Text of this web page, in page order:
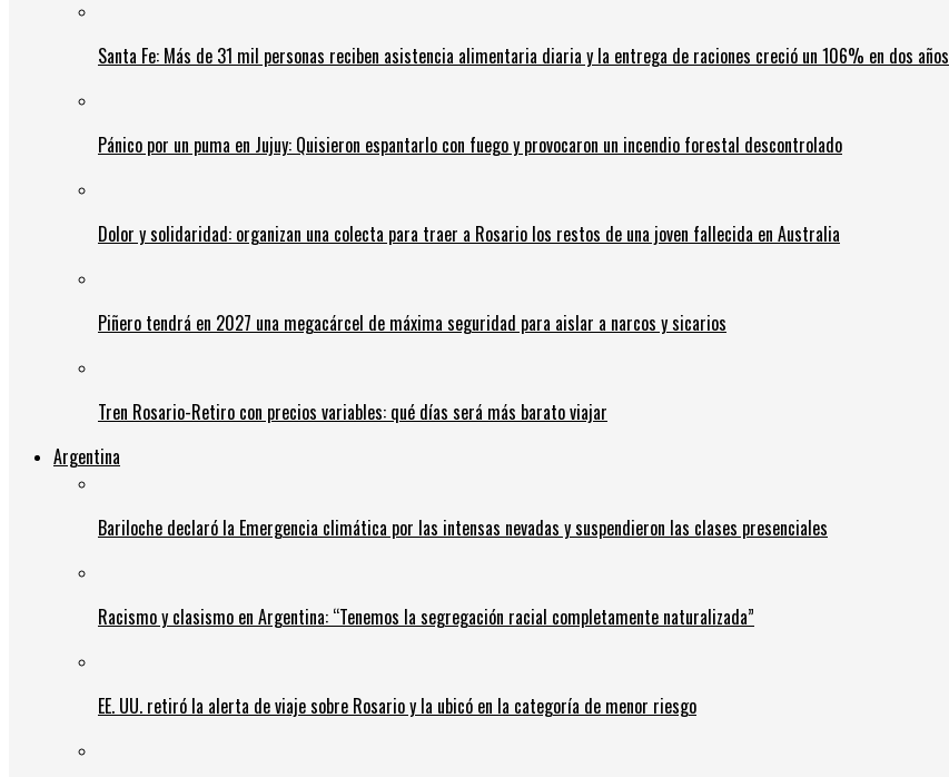
Santa Fe: Más de 31 mil personas reciben asistencia alimentaria diaria y la entrega de raciones creció un 106% en dos años
Pánico por un puma en Jujuy: Quisieron espantarlo con fuego y provocaron un incendio forestal descontrolado
Dolor y solidaridad: organizan una colecta para traer a Rosario los restos de una joven fallecida en Australia
Piñero tendrá en 2027 una megacárcel de máxima seguridad para aislar a narcos y sicarios
Tren Rosario-Retiro con precios variables: qué días será más barato viajar
Argentina
Bariloche declaró la Emergencia climática por las intensas nevadas y suspendieron las clases presenciales
Racismo y clasismo en Argentina: “Tenemos la segregación racial completamente naturalizada”
EE. UU. retiró la alerta de viaje sobre Rosario y la ubicó en la categoría de menor riesgo